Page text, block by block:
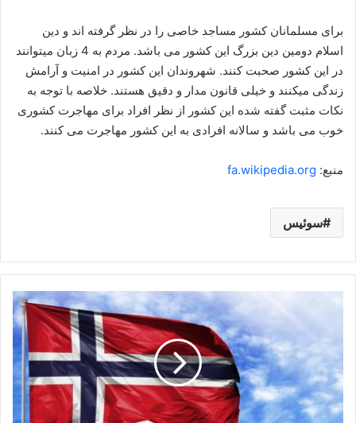
برای مسلمانان کشور مساجد خاصی را در نظر گرفته اند و دین
اسلام دومین دین بزرگ این کشور می باشد. مردم به 4 زبان میتوانند
در این کشور صحبت کنند. شهروندان این کشور در امنیت و آرامش
زندگی میکنند و خیلی قانون مدار و دقیق هستند. خلاصه با توجه به
نکات مثبت گفته شده این کشور از نظر افراد برای مهاجرت کشوری
خوب می باشد و سالانه افرادی به این کشور مهاجرت می کنند.
منبع: fa.wikipedia.org
سوئیس
پایتخت،
پرچم
و